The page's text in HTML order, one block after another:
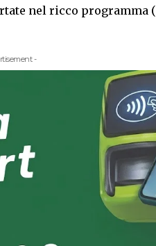
nel ricco programma (
-